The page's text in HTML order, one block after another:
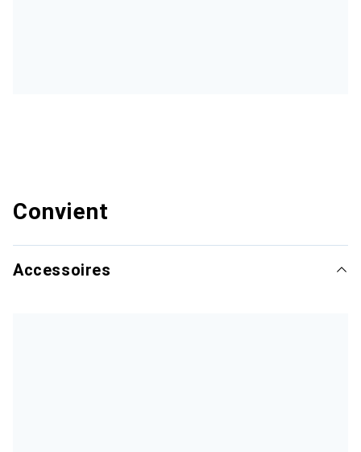
Convient
Accessoires